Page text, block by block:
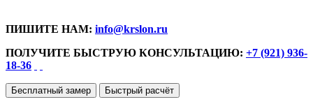
ПИШИТЕ НАМ: info@krslon.ru
ПОЛУЧИТЕ БЫСТРУЮ КОНСУЛЬТАЦИЮ: +7 (921) 936-
18-36
Бесплатный замер Быстрый расчёт